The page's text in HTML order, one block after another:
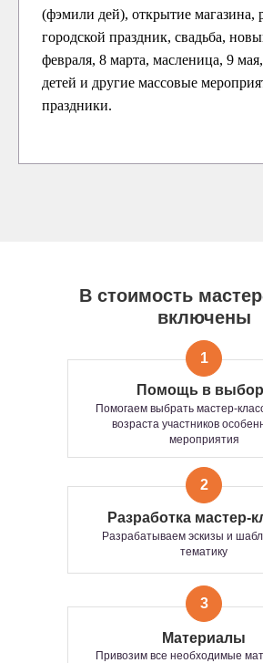
(фэмили дей), открытие магазина,
городской праздник, свадьба,
февраля, 8 марта, масленица, 9
детей и другие массовые
праздники.
Помощь в
В стоимость
включены
Помогаем выбрать мастер-
возраста участников
мероприятия
1
Разработка мастер-
Разрабатываем эскизы и
тематику
2
Материалы
Привозим все необходимые
3
МАСТЕР-КЛАССА
ВОЗМОЖНЫЕ ФОРМАТЫ
Групповой Интерактивный